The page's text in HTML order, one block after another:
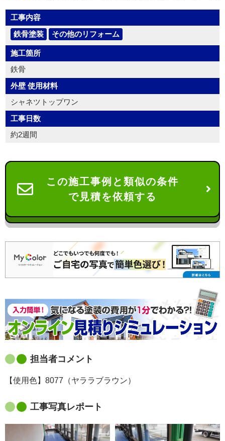
工事内容
鉄骨塗装
その他のリフォーム
施工箇所
鉄骨
外壁 使用材料
シャネツトップワン
工事日数
約2週間
この施工事例と類似の条件
で見積を依頼する
担当者コメント
【使用色】8077（ヤララブラウン）
工事写真レポート